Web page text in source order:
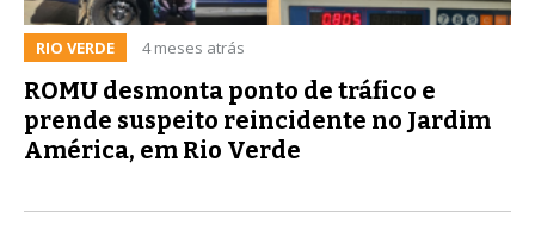
RIO VERDE 4 meses atrás
ROMU desmonta ponto de tráfico e
prende suspeito reincidente no Jardim
América, em Rio Verde